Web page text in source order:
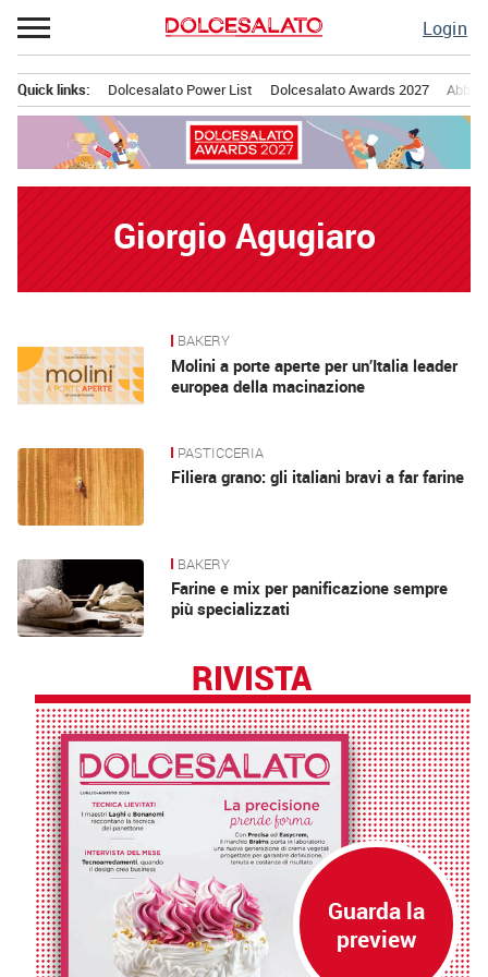
Passa
al
Login
principale
Quick links: Dolcesalato Power List Dolcesalato Awards 2027
Giorgio Agugiaro
News BAKERY
Molini a porte aperte per un’Italia leader
europea della macinazione
PASTICCERIA
Filiera grano: gli italiani bravi a far farine
BAKERY
Farine e mix per panificazione sempre
più specializzati
RIVISTA